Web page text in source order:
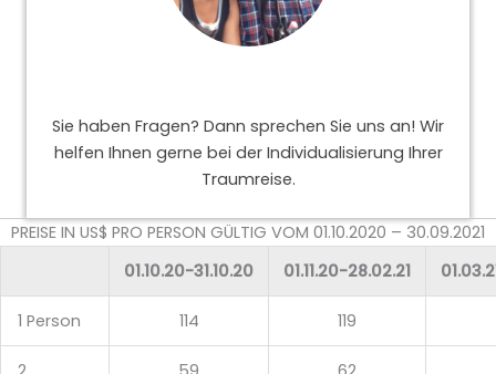
Sie haben Fragen? Dann sprechen Sie uns an! Wir
helfen Ihnen gerne bei der Individualisierung Ihrer
Traumreise.
PREISE IN US$ PRO PERSON GÜLTIG VOM 01.10.2020 – 30.09.2021
01.10.20-31.10.20
01.11.20-28.02.21
1 Person 114 119